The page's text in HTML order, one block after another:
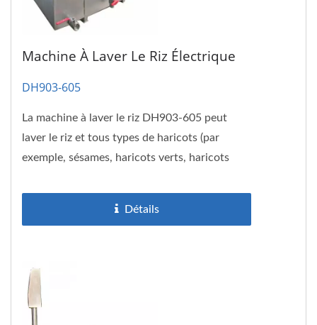
Machine À Laver Le Riz Électrique
DH903-605
La machine à laver le riz DH903-605 peut
laver le riz et tous types de haricots (par
exemple, sésames, haricots verts, haricots
Détails